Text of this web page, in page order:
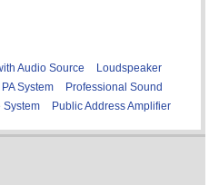
Audio Source
Loudspeaker
PA System
Professional Sound
System Public Address Amplifier